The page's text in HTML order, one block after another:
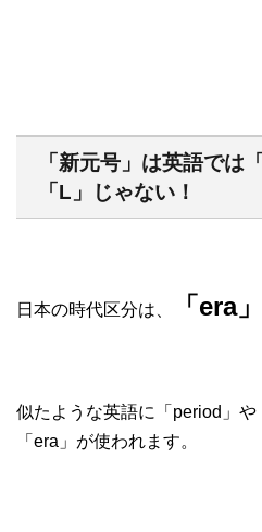
「新元号」は英語で
「L」じゃない！
日本の時代区分は、 「era」
似たような英語に「period」や
「era」が使われます。